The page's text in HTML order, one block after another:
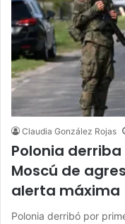
Claudia González Rojas
Polonia
Moscú de
alerta máxima
Polonia derribó por